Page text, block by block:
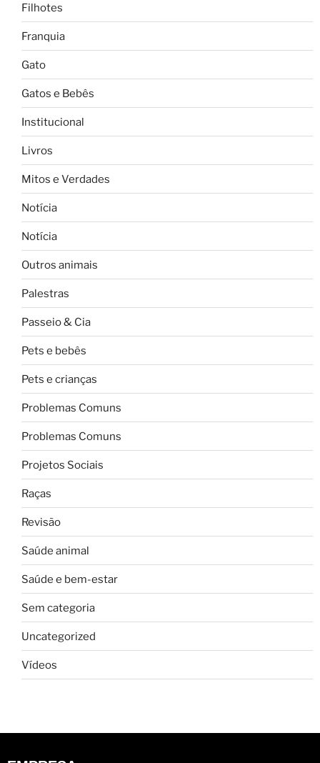
Filhotes
Franquia
Gato
Gatos e Bebês
Institucional
Livros
Mitos e Verdades
Notícia
Notícia
Outros animais
Palestras
Passeio & Cia
Pets e bebês
Pets e crianças
Problemas Comuns
Problemas Comuns
Projetos Sociais
Raças
Revisão
Saúde animal
Saúde e bem-estar
Sem categoria
Uncategorized
Vídeos